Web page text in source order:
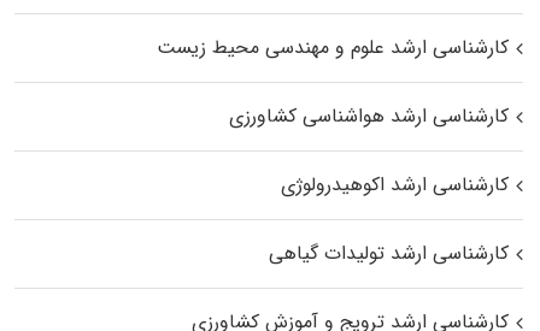
کارشناسی ارشد علوم و مهندسی محیط زیست
کارشناسی ارشد هواشناسی کشاورزی
کارشناسی ارشد اکوهیدرولوژی
کارشناسی ارشد تولیدات گیاهی
کارشناسی ارشد ترویج و آموزش کشاورزی